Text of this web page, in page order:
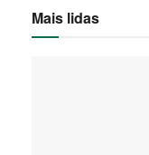
Mais lidas